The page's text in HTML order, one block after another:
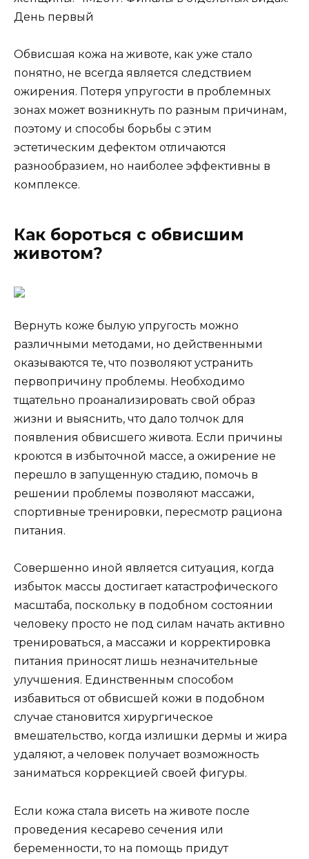
День первый
Обвисшая кожа на животе, как уже стало
понятно, не всегда является следствием
ожирения. Потеря упругости в проблемных
зонах может возникнуть по разным причинам,
поэтому и способы борьбы с этим
эстетическим дефектом отличаются
разнообразием, но наиболее эффективны в
комплексе.
Как бороться с обвисшим
животом?
Вернуть коже былую упругость можно
различными методами, но действенными
оказываются те, что позволяют устранить
первопричину проблемы. Необходимо
тщательно проанализировать свой образ
жизни и выяснить, что дало толчок для
появления обвисшего живота. Если причины
кроются в избыточной массе, а ожирение не
перешло в запущенную стадию, помочь в
решении проблемы позволяют массажи,
спортивные тренировки, пересмотр рациона
питания.
Совершенно иной является ситуация, когда
избыток массы достигает катастрофического
масштаба, поскольку в подобном состоянии
человеку просто не под силам начать активно
тренироваться, а массажи и корректировка
питания приносят лишь незначительные
улучшения. Единственным способом
избавиться от обвисшей кожи в подобном
случае становится хирургическое
вмешательство, когда излишки дермы и жира
удаляют, а человек получает возможность
заниматься коррекцией своей фигуры.
Если кожа стала висеть на животе после
проведения кесарево сечения или
беременности, то на помощь придут